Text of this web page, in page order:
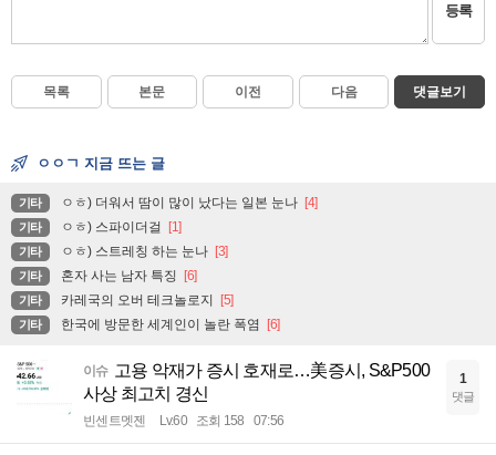
등록
목록 본문 이전 다음 댓글보기
ㅇㅇㄱ 지금 뜨는 글
기타 ㅇㅎ) 더워서 땀이 많이 났다는 일본 눈나 [4]
기타 ㅇㅎ) 스파이더걸 [1]
기타 ㅇㅎ) 스트레칭 하는 눈나 [3]
기타 혼자 사는 남자 특징 [6]
기타 카레국의 오버 테크놀로지 [5]
기타 한국에 방문한 세계인이 놀란 폭염 [6]
이슈 고용 악재가 증시 호재로…美증시, S&P500
사상 최고치 경신
빈센트멧젠 Lv.60 조회 158 07:56
1
댓글